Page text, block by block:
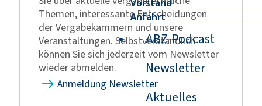
Vorstand
Anfahrt
ABZ-Podcast
Newsletter
Aktuelles
Themen, interessante Entscheidungen
der Vergabekammern und unsere
Veranstaltungen. Selbstverständlich
können Sie sich jederzeit vom Newsletter
wieder abmelden.
Anmeldung Newsletter